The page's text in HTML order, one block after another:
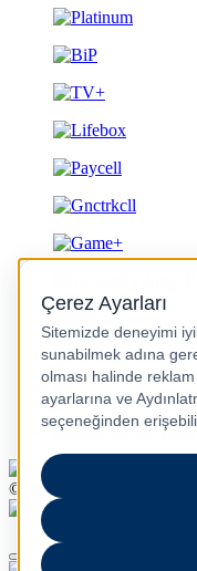
Gizlilik ve Güvenlik
© 2026 Turkcell